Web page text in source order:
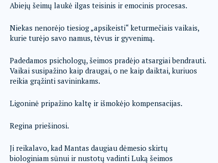
Abiejų šeimų laukė ilgas teisinis ir emocinis procesas.
Niekas nenorėjo tiesiog „apsikeisti“ keturmečiais vaikais,
kurie turėjo savo namus, tėvus ir gyvenimą.
Padedamos psichologų, šeimos pradėjo atsargiai bendrauti.
Vaikai susipažino kaip draugai, o ne kaip daiktai, kuriuos
reikia grąžinti savininkams.
Ligoninė pripažino kaltę ir išmokėjo kompensacijas.
Regina priešinosi.
Ji reikalavo, kad Mantas daugiau dėmesio skirtų
biologiniam sūnui ir nustotų vadinti Luką šeimos